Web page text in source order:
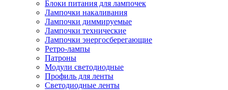
Блоки питания для лампочек
Лампочки накаливания
Лампочки диммируемые
Лампочки технические
Лампочки энергосберегающие
Ретро-лампы
Патроны
Модули светодиодные
Профиль для ленты
Светодиодные ленты